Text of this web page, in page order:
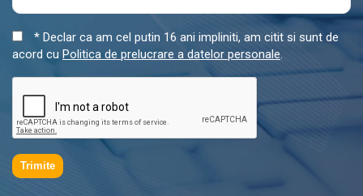
* Declar ca am cel putin 16 ani impliniti, am citit si sunt de
acord cu Politica de prelucrare a datelor personale.
Trimite